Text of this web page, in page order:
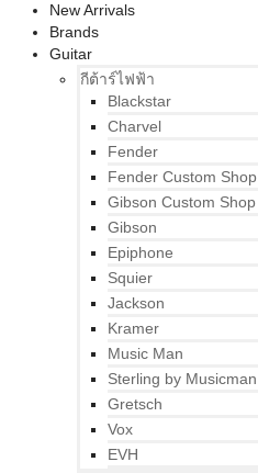
New Arrivals
Brands
Guitar
กีต้าร์ไฟฟ้า
Blackstar
Charvel
Fender
Fender Custom Shop
Gibson Custom Shop
Gibson
Epiphone
Squier
Jackson
Kramer
Music Man
Sterling by Musicman
Gretsch
Vox
EVH